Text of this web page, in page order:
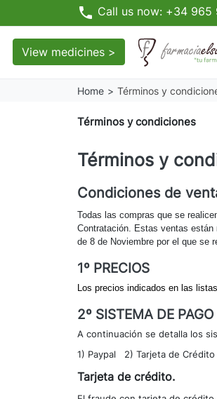
phone Call us now: +34 965
View medicines >
Home Términos y
Términos y condiciones
Términos y
Condiciones de
Todas las compras que se
Contratación. Estas ventas están
de 8 de Noviembre por el que se
1º PRECIOS
Los precios indicados en las
2º SISTEMA DE PAGO
A continuación se detalla los
1) Paypal 2) Tarjeta de
Tarjeta de crédito.